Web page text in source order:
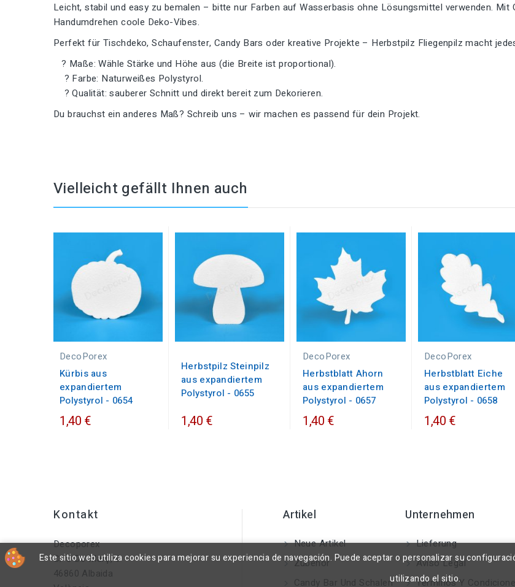
Leicht, stabil und easy zu bemalen – bitte nur Farben auf Wasserbasis ohne Lösungsmittel verwenden.
Handumdrehen coole Deko-Vibes.
Perfekt für Tischdeko, Schaufenster, Candy Bars oder kreative Projekte – Herbstpilz Fliegenpilz macht
? Maße: Wähle Stärke und Höhe aus (die Breite ist proportional).
? Farbe: Naturweißes Polystyrol.
? Qualität: sauberer Schnitt und direkt bereit zum Dekorieren.
Du brauchst ein anderes Maß? Schreib uns – wir machen es passend für dein Projekt.
Vielleicht gefällt Ihnen auch
DecoPorex
Kürbis aus
expandiertem
Polystyrol - 0654
1,40 €
Herbstpilz Steinpilz
aus expandiertem
Polystyrol - 0655
1,40 €
DecoPorex
Herbstblatt Ahorn
aus expandiertem
Polystyrol - 0657
1,40 €
DecoPorex
Herbstblatt Eiche
aus expandiertem
Polystyrol - 0658
1,40 €
Kontakt
Decoporex
C/ 8 De Març, 9
46860 Albaida
Artikel
Neue Artikel
Zubehör
Candy Bar Und Schalen
Unternehmen
Lieferung
Aviso Legal
Términos Y
Este sitio web utiliza cookies para mejorar su experiencia de navegación. Puede aceptar o personalizar su
utilizando el sitio.